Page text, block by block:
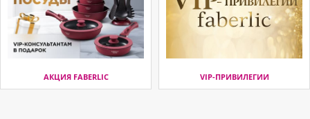
АКЦИЯ FABERLIC VIP-ПРИВИЛЕГИИ